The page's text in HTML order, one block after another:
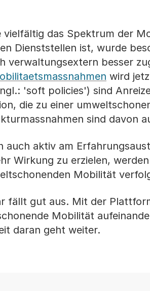
vielfältig das Spektrum der
Dienststellen ist, wurde
verwaltungsextern besser
wird
'soft policies') sind
die zu einer
sind davon
auch aktiv am
Wirkung zu erzielen,
Mobilität
fällt gut aus. Mit der
Mobilität
daran geht weiter.